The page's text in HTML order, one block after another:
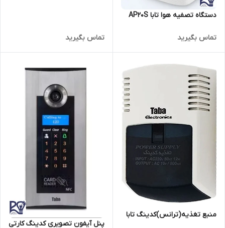
دستگاه تصفیه هوا تابا AP20S
تماس بگیرید تماس بگیرید
منبع تغذیه(ترانس)کدینگ تابا
پنل آیفون تصویری کدینگ کارتی